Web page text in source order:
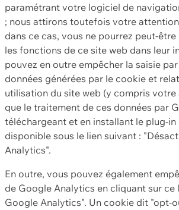
paramétrant votre logiciel de
; nous attirons toutefois votre
dans ce cas, vous ne pourrez peut-
les fonctions de ce site web dans leur
pouvez en outre empêcher la saisie
données générées par le cookie et
utilisation du site web (y compris votre
que le traitement de ces données par
téléchargeant et en installant le plug-
disponible sous le lien suivant :
Analytics".
En outre, vous pouvez également
de Google Analytics en cliquant sur ce
Google Analytics". Un cookie dit "opt-